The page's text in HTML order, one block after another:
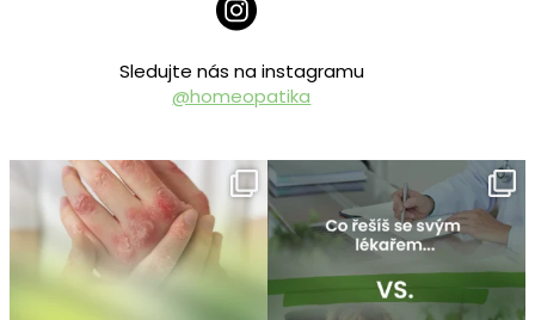
Sledujte nás na instagramu
@homeopatika
homeopatika.cz
Čvc 25
homeopatika.cz
Čvc 16